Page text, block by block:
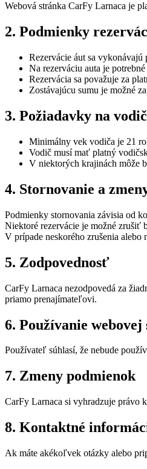
Webová stránka CarFy Larnaca je
2. Podmienky
Rezervácie áut sa
Na rezerváciu auta je
Rezervácia sa považuje za
Zostávajúcu sumu je možné
3. Požiadavky na
Minimálny vek vodiča je 21
Vodič musí mať platný
V niektorých krajinách môže
4. Stornovanie a
Podmienky stornovania závisia od
Niektoré rezervácie je možné zrušiť
V prípade neskorého zrušenia
5. Zodpovednosť
CarFy Larnaca nezodpovedá za
priamo prenajímateľovi.
6. Používanie
Používateľ súhlasí, že nebude
7. Zmeny podmienok
CarFy Larnaca si vyhradzuje právo
8. Kontaktné
Ak máte akékoľvek otázky alebo